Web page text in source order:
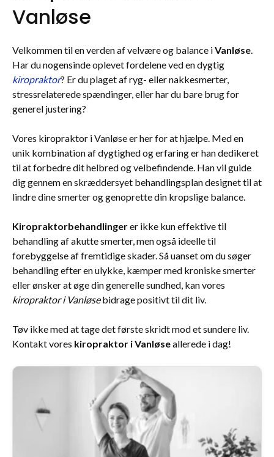
Vanløse
Velkommen til en verden af velvære og balance iVanløse.
Har du nogensinde oplevet fordelene ved en dygtig
kiropraktor? Er du plaget af ryg- eller nakkesmerter,
stressrelaterede spændinger, eller har du bare brug for
generel justering?
Vores kiropraktor i Vanløse er her for at hjælpe. Med en
unik kombination af dygtighed og erfaring er han dedikeret
til at forbedre dit helbred og velbefindende. Han vil guide
dig gennem en skræddersyet behandlingsplan designet til at
lindre dine smerter og genoprette din kropslige balance.
Kiropraktorbehandlingerer ikke kun effektive til
behandling af akutte smerter, men også ideelle til
forebyggelse af fremtidige skader. Så uanset om du søger
behandling efter en ulykke, kæmper med kroniske smerter
eller ønsker at øge din generelle sundhed, kan vores
kiropraktor i Vanløsebidrage positivt til dit liv.
Tøv ikke med at tage det første skridt mod et sundere liv.
Kontakt vores kiropraktor i Vanløseallerede i dag!